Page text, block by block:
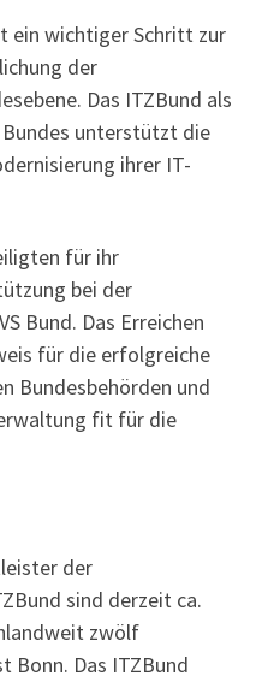
ein wichtiger Schritt zur
der
Das ITZBund als
unterstützt die
ihrer IT-
für ihr
bei der
Bund. Das Erreichen
für die erfolgreiche
Bundesbehörden und
fit für die
der
sind derzeit ca.
zwölf
Das ITZBund